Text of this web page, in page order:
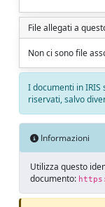
File allegati a
Non ci sono file
I documenti in
riservati, salvo
Informazioni
Utilizza questo
documento: